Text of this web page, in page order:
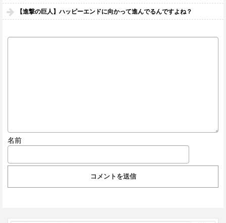
【進撃の巨人】ハッピーエンドに向かって進んでるんですよね？
名前